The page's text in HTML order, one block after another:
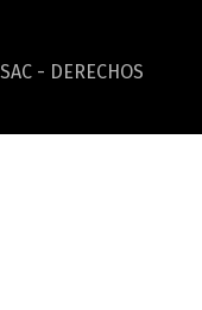
- DERECHOS